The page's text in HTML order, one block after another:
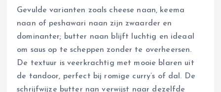
Gevulde varianten zoals cheese naan, keema
naan of peshawari naan zijn zwaarder en
dominanter; butter naan blijft luchtig en ideaal
om saus op te scheppen zonder te overheersen.
De textuur is veerkrachtig met mooie blaren uit
de tandoor, perfect bij romige curry’s of dal. De
schrijfwijze butter nan verwijst naar dezelfde